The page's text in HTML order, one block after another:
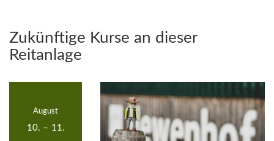
Zukünftige Kurse an dieser
Reitanlage
10. – 11.
August